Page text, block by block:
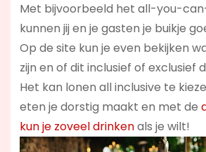
Met bijvoorbeeld het all-you-
kunnen jij en je gasten je buikje
Op de site kun je even bekijken
zijn en of dit inclusief of exclusief
Het kan lonen all inclusive te
eten je dorstig maakt en met de
kun je zoveel drinkenals je wilt!